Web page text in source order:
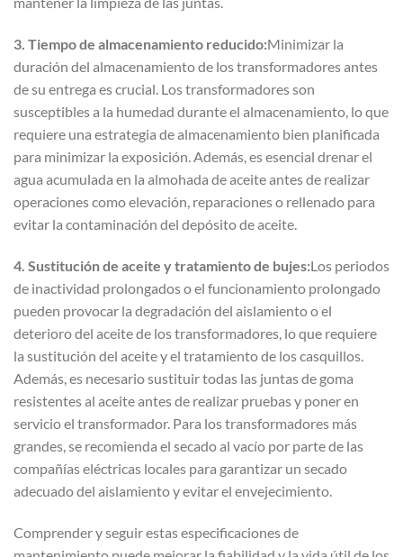
3. Tiempo de almacenamiento reducido:Minimizar la
duración del almacenamiento de los transformadores antes
de su entrega es crucial. Los transformadores son
susceptibles a la humedad durante el almacenamiento, lo que
requiere una estrategia de almacenamiento bien planificada
para minimizar la exposición. Además, es esencial drenar el
agua acumulada en la almohada de aceite antes de realizar
operaciones como elevación, reparaciones o rellenado para
evitar la contaminación del depósito de aceite.
4. Sustitución de aceite y tratamiento de bujes:Los periodos
de inactividad prolongados o el funcionamiento prolongado
pueden provocar la degradación del aislamiento o el
deterioro del aceite de los transformadores, lo que requiere
la sustitución del aceite y el tratamiento de los casquillos.
Además, es necesario sustituir todas las juntas de goma
resistentes al aceite antes de realizar pruebas y poner en
servicio el transformador. Para los transformadores más
grandes, se recomienda el secado al vacío por parte de las
compañías eléctricas locales para garantizar un secado
adecuado del aislamiento y evitar el envejecimiento.
Comprender y seguir estas especificaciones de